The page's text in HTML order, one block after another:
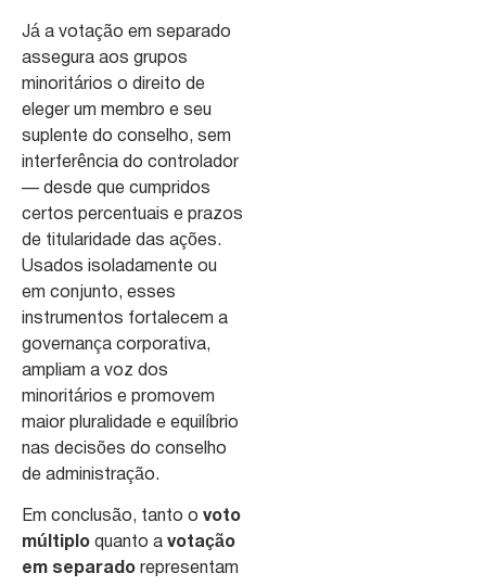
Já a votação em separado
assegura aos grupos
minoritários o direito de
eleger um membro e seu
suplente do conselho, sem
interferência do controlador
— desde que cumpridos
certos percentuais e prazos
de titularidade das ações.
Usados isoladamente ou
em conjunto, esses
instrumentos fortalecem a
governança corporativa,
ampliam a voz dos
minoritários e promovem
maior pluralidade e equilíbrio
nas decisões do conselho
de administração.
Em conclusão, tanto o voto
múltiplo quanto a votação
em separado representam